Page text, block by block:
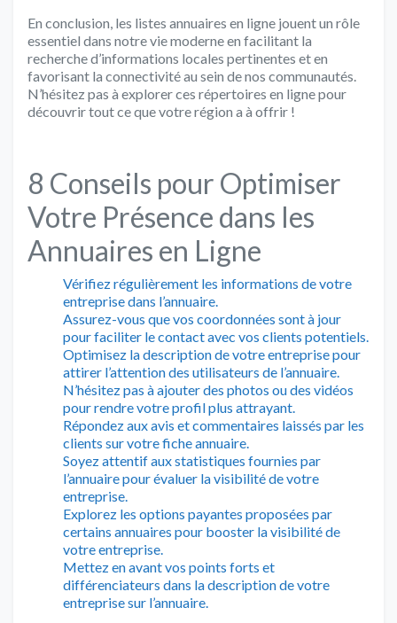
En conclusion, les listes annuaires en ligne jouent un rôle
essentiel dans notre vie moderne en facilitant la
recherche d’informations locales pertinentes et en
favorisant la connectivité au sein de nos communautés.
N’hésitez pas à explorer ces répertoires en ligne pour
découvrir tout ce que votre région a à offrir !
8 Conseils pour Optimiser
Votre Présence dans les
Annuaires en Ligne
Vérifiez régulièrement les informations de votre
entreprise dans l’annuaire.
Assurez-vous que vos coordonnées sont à jour
pour faciliter le contact avec vos clients potentiels.
Optimisez la description de votre entreprise pour
attirer l’attention des utilisateurs de l’annuaire.
N’hésitez pas à ajouter des photos ou des vidéos
pour rendre votre profil plus attrayant.
Répondez aux avis et commentaires laissés par les
clients sur votre fiche annuaire.
Soyez attentif aux statistiques fournies par
l’annuaire pour évaluer la visibilité de votre
entreprise.
Explorez les options payantes proposées par
certains annuaires pour booster la visibilité de
votre entreprise.
Mettez en avant vos points forts et
différenciateurs dans la description de votre
entreprise sur l’annuaire.